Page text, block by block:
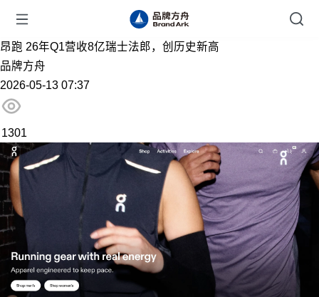
昂跑 26年Q1营收8亿瑞士法郎，创历史新高
品牌方舟
2026-05-13 07:37
1301